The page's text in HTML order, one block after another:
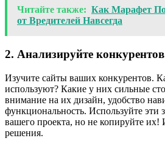
Читайте также: Как Марафет
от Вредителей Навсегда
2. Анализируйте конкурентов
Изучите сайты ваших конкурентов.
используют? Какие у них сильные
внимание на их дизайн, удобство
функциональность. Используйте эти
вашего проекта, но не копируйте
решения.